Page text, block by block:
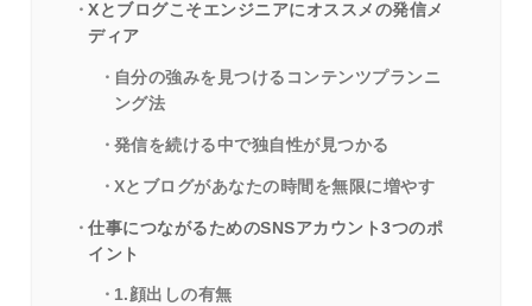
Xとブログこそエンジニアにオススメの発信メ
ディア
自分の強みを見つけるコンテンツプランニ
ング法
発信を続ける中で独自性が見つかる
Xとブログがあなたの時間を無限に増やす
仕事につながるためのSNSアカウント3つのポ
イント
1.顔出しの有無